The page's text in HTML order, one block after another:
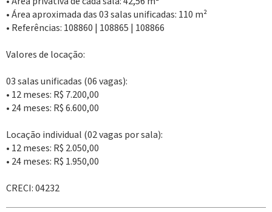
• Área aproximada das 03 salas unificadas: 110 m²
• Referências: 108860 | 108865 | 108866
Valores de locação:
03 salas unificadas (06 vagas):
• 12 meses: R$ 7.200,00
• 24 meses: R$ 6.600,00
Locação individual (02 vagas por sala):
• 12 meses: R$ 2.050,00
• 24 meses: R$ 1.950,00
CRECI: 04232